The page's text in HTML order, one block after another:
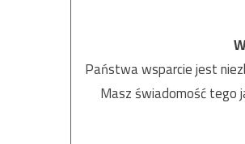
Państwa wsparcie jest
Masz świadomość tego